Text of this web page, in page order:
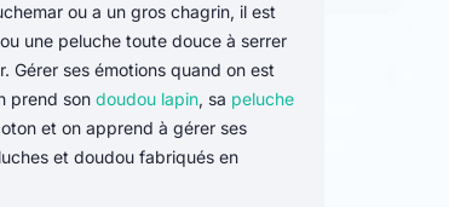
ou a un gros chagrin, il est
une peluche toute douce à serrer
Gérer ses émotions quand on est
prend son doudou lapin, sa peluche
et on apprend à gérer ses
et doudou fabriqués en